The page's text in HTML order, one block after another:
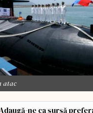
atac
ne ca sursă